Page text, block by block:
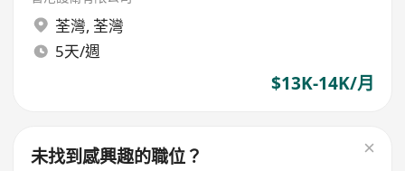
荃灣, 荃灣
5天/週
$13K-14K/月
未找到感興趣的職位？